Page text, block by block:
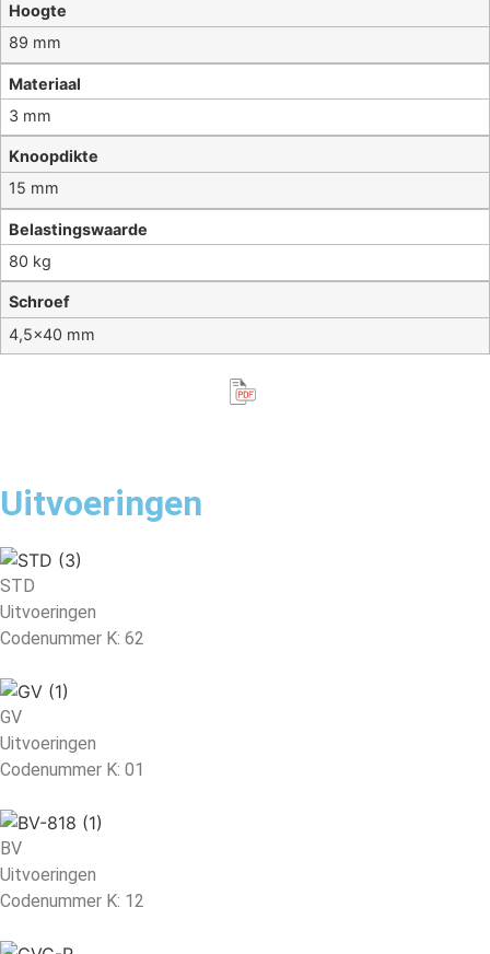
Hoogte
89 mm
Materiaal
3 mm
Knoopdikte
15 mm
Belastingswaarde
80 kg
Schroef
4,5×40 mm
Uitvoeringen
STD
Uitvoeringen
Codenummer K: 62
GV
Uitvoeringen
Codenummer K: 01
BV
Uitvoeringen
Codenummer K: 12